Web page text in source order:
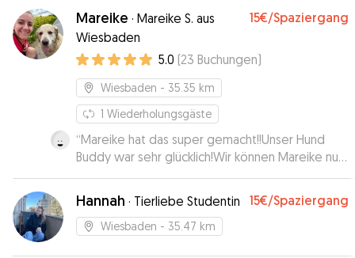
Betreuung verlief unglaublich gut und
professionell. Unsere Fellnase war am nächsten
Morgen fröhlich, sauber und schien sich bei
Marlene sehr wohl zu fühlen. Klare Empfehlung
und jederzeit wieder!”
Mareike · Mareike S. aus
Wiesbaden
15€/Spaziergang
5.0 (23 Buchungen)
Wiesbaden - 35.35 km
1 Wiederholungsgäste
“Mareike hat das super gemacht!!Unser Hund
Buddy war sehr glücklich!Wir können Mareike nur
weiter empfehlen.Vielen Dank!!!”
Hannah · Tierliebe Studentin 15€/Spaziergang
Wiesbaden - 35.47 km